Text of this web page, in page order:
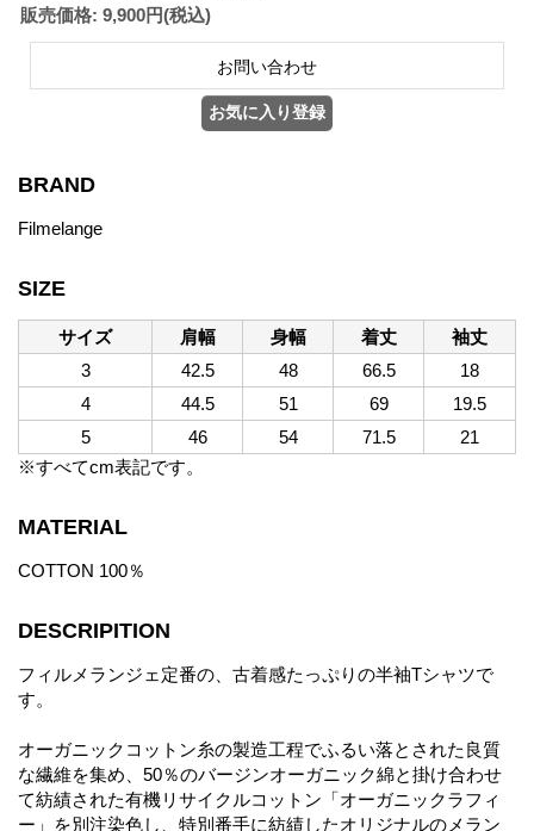
販売価格: 9,900円(税込)
BRAND
Filmelange
SIZE
サイズ 肩幅 身幅 着丈
袖丈
3
42.5 48 66.5
18
4
44.5 51 69
19.5
5
46 54 71.5
21
※すべてcm表記です。
MATERIAL
COTTON 100％
DESCRIPITION
フィルメランジェ定番の、古着感たっぷりの半袖Tシャツで
す。
オーガニックコットン糸の製造工程でふるい落とされた良質
な繊維を集め、50％のバージンオーガニック綿と掛け合わせ
て紡績された有機リサイクルコットン「オーガニックラフィ
ー」を別注染色し、特別番手に紡績したオリジナルのメラン